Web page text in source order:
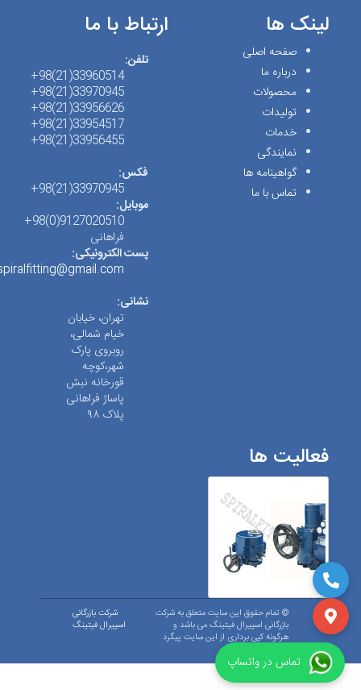
لینک ها
صفحه اصلی
درباره ما
محصولات
تولیدات
خدمات
نمایندگی
گواهینامه ها
تماس با ما
ارتباط با ما
تلفن:
33960514(21)98+
33970945(21)98+
33956626(21)98+
33954517(21)98+
33956455(21)98+
فکس:
33970945(21)98+
موبایل:
9127020510(0)98+
فراهانی
پست الکترونیکی:
spiralfitting@gmail.com
نشانی:
تهران، خیابان
خیام شمالی،
روبروی پارک
شهر،کوچه
قورخانه نبش
پاساژ فراهانی
پلاک ۹۸
فعالیت ها
© تمام حقوق این سایت متعلق به شرکت
بازرگانی اسپیرال فیتینگ می باشد و
هرگونه کپی برداری از این سایت پیگرد
شرکت بازرگانی
اسپیرال فیتینگ
تماس در واتساپ